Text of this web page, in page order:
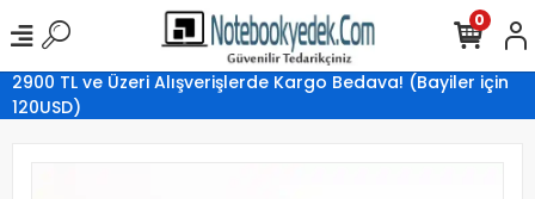
2900 TL ve Üzeri Alışverişlerde Kargo Bedava! (Bayiler için
120USD)
0